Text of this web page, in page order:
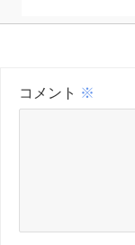
コメント ※